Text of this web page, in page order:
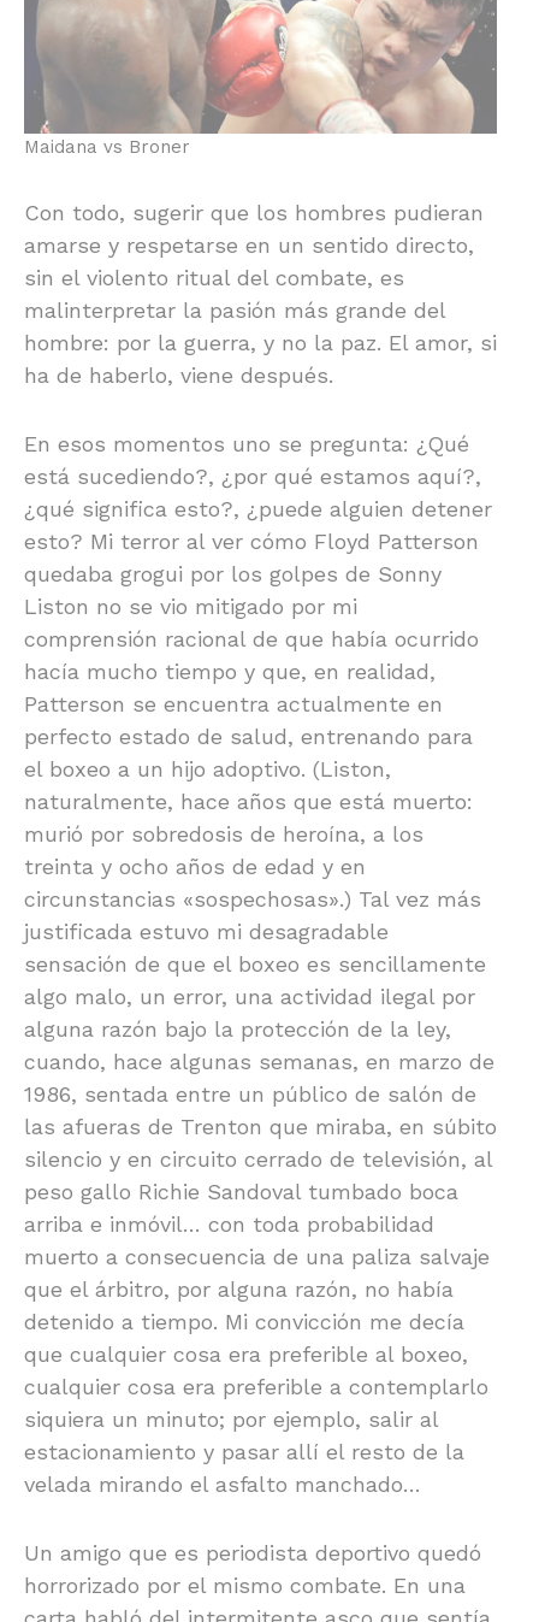
Maidana vs Broner
Con todo, sugerir que los hombres pudieran
amarse y respetarse en un sentido directo,
sin el violento ritual del combate, es
malinterpretar la pasión más grande del
hombre: por la guerra, y no la paz. El amor, si
ha de haberlo, viene después.
En esos momentos uno se pregunta: ¿Qué
está sucediendo?, ¿por qué estamos aquí?,
¿qué significa esto?, ¿puede alguien detener
esto? Mi terror al ver cómo Floyd Patterson
quedaba grogui por los golpes de Sonny
Liston no se vio mitigado por mi
comprensión racional de que había ocurrido
hacía mucho tiempo y que, en realidad,
Patterson se encuentra actualmente en
perfecto estado de salud, entrenando para
el boxeo a un hijo adoptivo. (Liston,
naturalmente, hace años que está muerto:
murió por sobredosis de heroína, a los
treinta y ocho años de edad y en
circunstancias «sospechosas».) Tal vez más
justificada estuvo mi desagradable
sensación de que el boxeo es sencillamente
algo malo, un error, una actividad ilegal por
alguna razón bajo la protección de la ley,
cuando, hace algunas semanas, en marzo de
1986, sentada entre un público de salón de
las afueras de Trenton que miraba, en súbito
silencio y en circuito cerrado de televisión, al
peso gallo Richie Sandoval tumbado boca
arriba e inmóvil… con toda probabilidad
muerto a consecuencia de una paliza salvaje
que el árbitro, por alguna razón, no había
detenido a tiempo. Mi convicción me decía
que cualquier cosa era preferible al boxeo,
cualquier cosa era preferible a contemplarlo
siquiera un minuto; por ejemplo, salir al
estacionamiento y pasar allí el resto de la
velada mirando el asfalto manchado…
Un amigo que es periodista deportivo quedó
horrorizado por el mismo combate. En una